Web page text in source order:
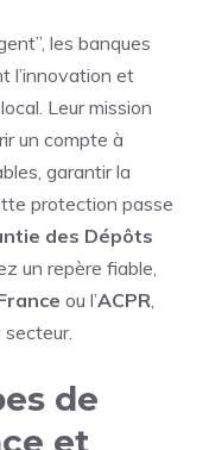
les banques
l’innovation et
Leur mission
un compte à
garantir la
protection passe
des Dépôts
un repère fiable,
ou l’ACPR,
de
et